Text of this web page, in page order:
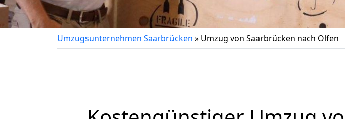
Umzugsunternehmen Saarbrücken » Umzug von Saarbrücken nach Olfen